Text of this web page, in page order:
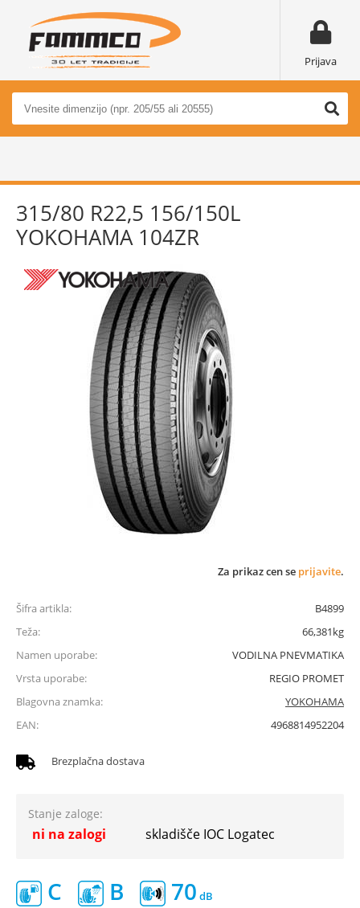
Prijava
315/80 R22,5 156/150L
YOKOHAMA 104ZR
Za prikaz cen se prijavite.
Šifra artikla:
B4899
Teža:
66,381kg
Namen uporabe:
VODILNA PNEVMATIKA
Vrsta uporabe:
REGIO PROMET
Blagovna znamka:
YOKOHAMA
EAN:
4968814952204
Brezplačna dostava
Stanje zaloge:
ni na zalogi skladišče IOC Logatec
C B 70